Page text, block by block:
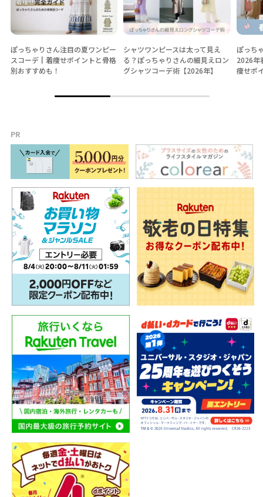
ぽっちゃりさん注目の夏ワンピー
スコーデ┃着痩せポイントと骨格
別おすすめも！
シャツワンピースは太って見え
る？ぽっちゃりさんの細見えロン
グシャツコーデ術【2026年】
ぽっち
2026年
痩せポ
PR